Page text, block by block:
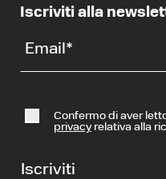
Iscriviti alla
Email *
Confermo di aver
privacyrelativa alla
Iscriviti